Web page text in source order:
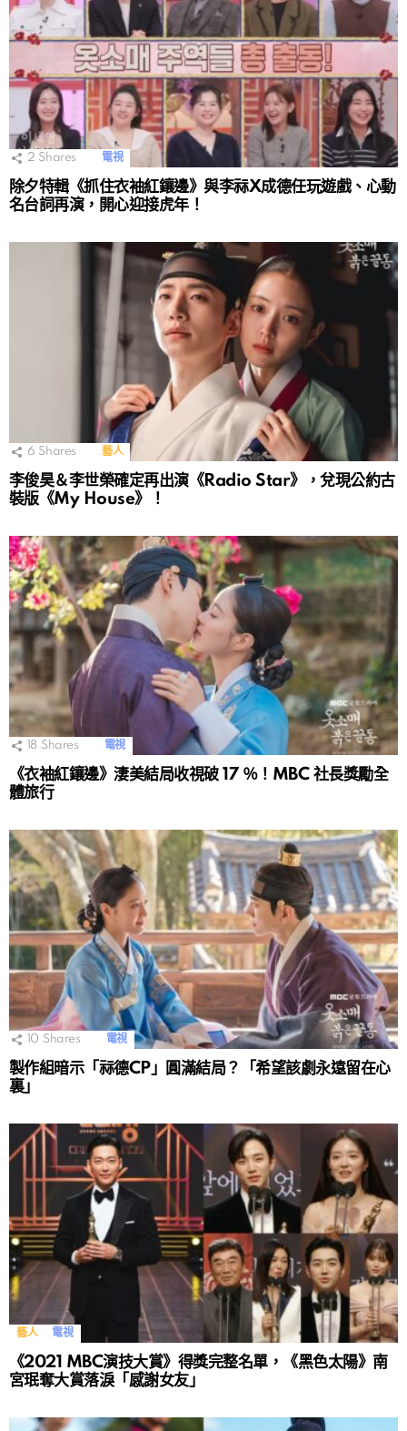
2 Shares 電視
除夕特輯《抓住衣袖紅鑲邊》與李祘X成德任玩遊戲、心動
名台詞再演，開心迎接虎年！
6 Shares 藝人
李俊昊＆李世榮確定再出演《Radio Star》，兌現公約古
裝版《My House》！
18 Shares 電視
《衣袖紅鑲邊》淒美結局收視破 17 ％！MBC 社長獎勵全
體旅行
10 Shares 電視
製作組暗示「祘德CP」圓滿結局？「希望該劇永遠留在心
裏」
藝人 電視
《2021 MBC演技大賞》得獎完整名單，《黑色太陽》南
宮珉奪大賞落淚「感謝女友」